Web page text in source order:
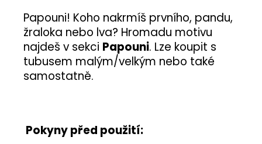
Papouni! Koho nakrmíš prvního, pandu,
žraloka nebo lva? Hromadu motivu
najdeš v sekci Papouni. Lze koupit s
tubusem malým/velkým nebo také
samostatně.
Pokyny před použití:
PÍŠŤALKA
Kč